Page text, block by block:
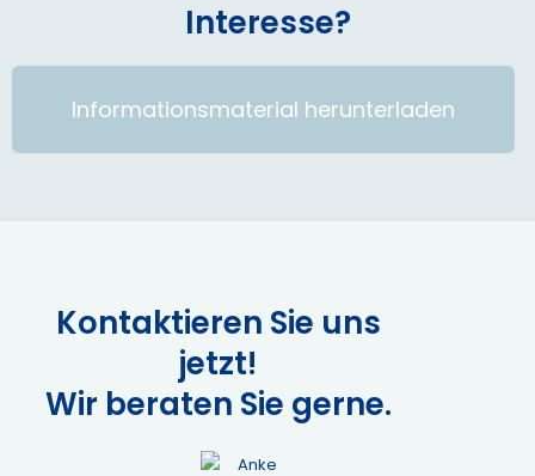
Interesse?
Informationsmaterial herunterladen
Kontaktieren Sie uns
jetzt!
Wir beraten Sie gerne.